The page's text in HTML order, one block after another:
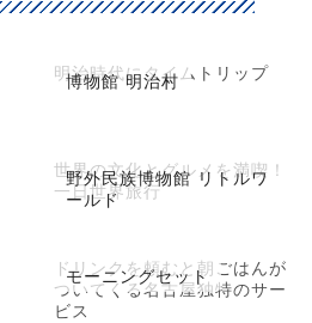
博物館 明治村
明治時代にタイムトリップ
野外民族博物館 リトルワ
ールド
世界の文化とグルメを満喫！
一日世界旅行
モーニングセット
ドリンクを頼むと朝ごはんが
ついてくる名古屋独特のサー
ビス